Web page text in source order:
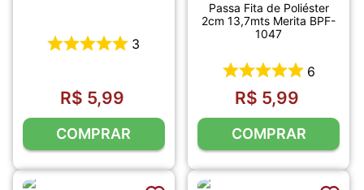
3
R$ 5,99
COMPRAR
Passa Fita de Poliéster
2cm 13,7mts Merita BPF-
1047
6
R$ 5,99
COMPRAR